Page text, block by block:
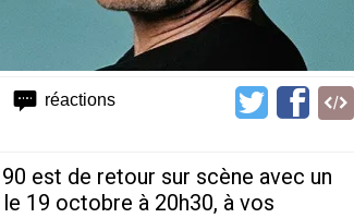
réactions
est de retour sur scène avec un
19 octobre à 20h30, à vos